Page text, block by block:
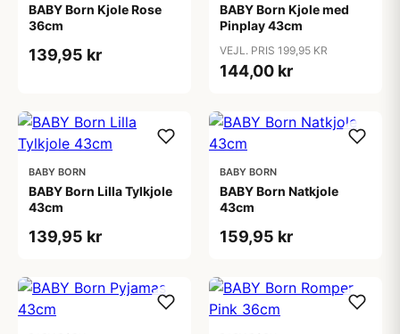
BABY Born Kjole Rose
36cm
139,95 kr
BABY Born Kjole med
Pinplay 43cm
VEJL. PRIS 199,95 KR
144,00 kr
BABY BORN
BABY Born Lilla Tylkjole
43cm
139,95 kr
BABY BORN
BABY Born Natkjole
43cm
159,95 kr